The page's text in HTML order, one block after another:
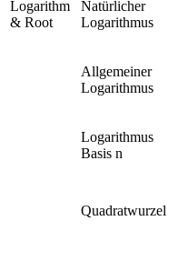
Logarithm
& Root
Natürlicher
Logarithmus
Allgemeiner
Logarithmus
Logarithmus
Basis n
Quadratwurzel